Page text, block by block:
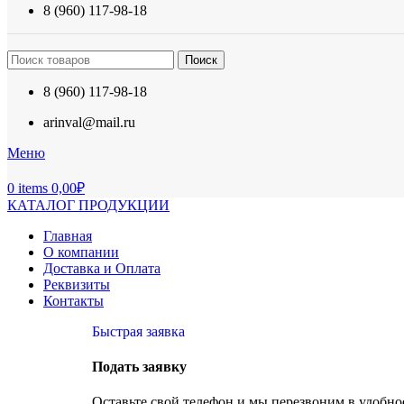
8 (960) 117-98-18
Поиск
8 (960) 117-98-18
arinval@mail.ru
Меню
0 items 0,00₽
КАТАЛОГ ПРОДУКЦИИ
Главная
О компании
Доставка и Оплата
Реквизиты
Контакты
Быстрая заявка
Подать заявку